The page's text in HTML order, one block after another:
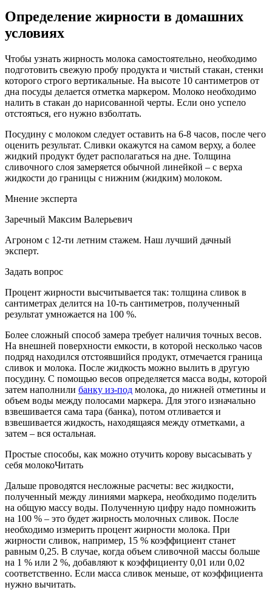
Определение жирности в домашних
условиях
Чтобы узнать жирность молока самостоятельно, необходимо
подготовить свежую пробу продукта и чистый стакан, стенки
которого строго вертикальные. На высоте 10 сантиметров от
дна посуды делается отметка маркером. Молоко необходимо
налить в стакан до нарисованной черты. Если оно успело
отстояться, его нужно взболтать.
Посудину с молоком следует оставить на 6-8 часов, после чего
оценить результат. Сливки окажутся на самом верху, а более
жидкий продукт будет располагаться на дне. Толщина
сливочного слоя замеряется обычной линейкой – с верха
жидкости до границы с нижним (жидким) молоком.
Мнение эксперта
Заречный Максим Валерьевич
Агроном с 12-ти летним стажем. Наш лучший дачный
эксперт.
Задать вопрос
Процент жирности высчитывается так: толщина сливок в
сантиметрах делится на 10-ть сантиметров, полученный
результат умножается на 100 %.
Более сложный способ замера требует наличия точных весов.
На внешней поверхности емкости, в которой несколько часов
подряд находился отстоявшийся продукт, отмечается граница
сливок и молока. После жидкость можно вылить в другую
посудину. С помощью весов определяется масса воды, которой
затем наполнили банку из-под молока, до нижней отметины и
объем воды между полосами маркера. Для этого изначально
взвешивается сама тара (банка), потом отливается и
взвешивается жидкость, находящаяся между отметками, а
затем – вся остальная.
Простые способы, как можно отучить корову высасывать у
себя молокоЧитать
Дальше проводятся несложные расчеты: вес жидкости,
полученный между линиями маркера, необходимо поделить
на общую массу воды. Полученную цифру надо помножить
на 100 % – это будет жирность молочных сливок. После
необходимо измерить процент жирности молока. При
жирности сливок, например, 15 % коэффициент станет
равным 0,25. В случае, когда объем сливочной массы больше
на 1 % или 2 %, добавляют к коэффициенту 0,01 или 0,02
соответственно. Если масса сливок меньше, от коэффициента
нужно вычитать.